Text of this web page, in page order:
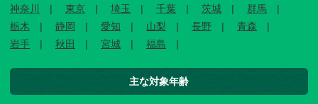
神奈川 東京 埼玉 千葉 茨城
群馬
栃木
静岡 愛知 山梨 長野
青森
岩手
秋田 宮城 福島
主な対象年齢